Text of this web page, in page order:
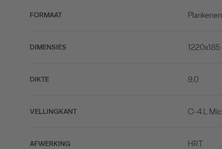
FORMAAT
DIMENSIES
DIKTE 9.0
VELLINGKANT C-4 L
AFWERKING HRT